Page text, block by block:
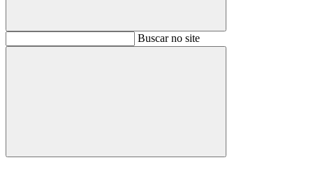
BuscarBuscar no site
Buscar